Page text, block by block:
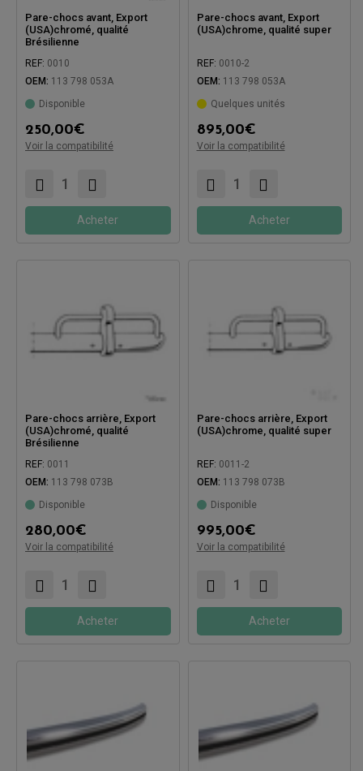
Pare-chocs avant, Export
(USA)chromé, qualité
Brésilienne
REF: 0010
OEM: 113 798 053A
Disponible
250,00€
Voir la compatibilité
Compatible avec:
Acheter
Pare-chocs avant, Export
(USA)chrome, qualité super
REF: 0010-2
OEM: 113 798 053A
Quelques unités
895,00€
Voir la compatibilité
Compatible avec:
Acheter
Pare-chocs arrière, Export
(USA)chromé, qualité
Brésilienne
REF: 0011
OEM: 113 798 073B
Disponible
280,00€
Voir la compatibilité
Compatible avec:
Acheter
Pare-chocs arrière, Export
(USA)chrome, qualité super
REF: 0011-2
OEM: 113 798 073B
Disponible
995,00€
Voir la compatibilité
Compatible avec:
Acheter